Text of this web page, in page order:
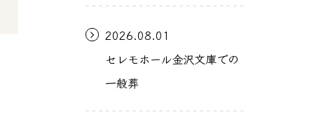
2026.08.01
セレモホール金沢文庫での
一般葬